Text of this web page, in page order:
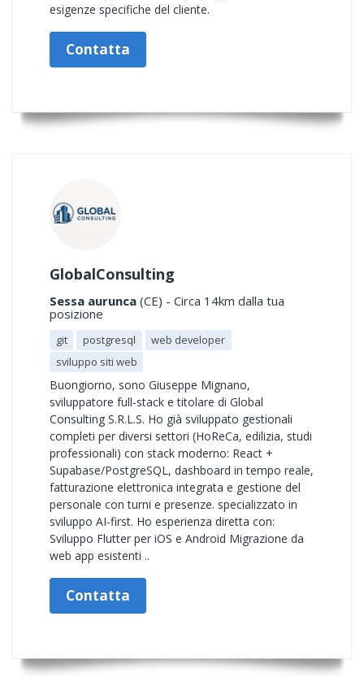
esigenze specifiche del cliente.
Contatta
GlobalConsulting
Sessa aurunca (CE) - Circa 14km dalla tua
posizione
git postgresql
web developer
sviluppo siti web
Buongiorno, sono Giuseppe Mignano,
sviluppatore full-stack e titolare di Global
Consulting S.R.L.S. Ho già sviluppato gestionali
completi per diversi settori (HoReCa, edilizia, studi
professionali) con stack moderno: React +
Supabase/PostgreSQL, dashboard in tempo reale,
fatturazione elettronica integrata e gestione del
personale con turni e presenze. specializzato in
sviluppo AI-first. Ho esperienza diretta con:
Sviluppo Flutter per iOS e Android Migrazione da
web app esistenti ..
Contatta